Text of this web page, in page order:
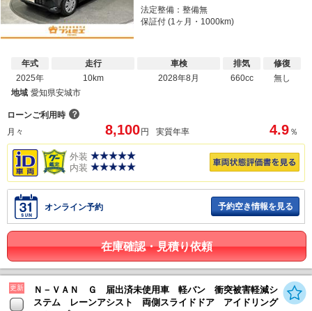
法定整備：整備無
保証付 (1ヶ月・1000km)
年式
2025年
走行
10km
車検
2028年8月
排気
660cc
修復
無し
地域 愛知県安城市
ローンご利用時 ？
月々
8,100円 実質年率 4.9 ％
外装
内装
オンライン予約 予約空き情報を見る
在庫確認・見積り依頼
更新
Ｎ－ＶＡＮ Ｇ 届出済未使用車 軽バン 衝突被害軽減シ
ステム レーンアシスト 両側スライドドア アイドリング